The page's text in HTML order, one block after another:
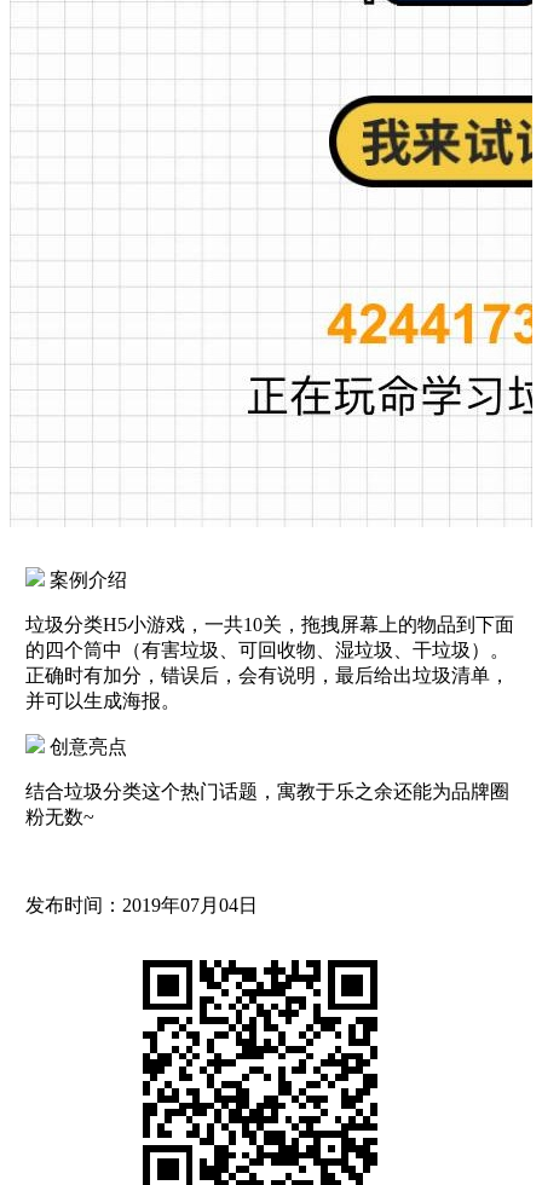
案例介绍
垃圾分类H5小游戏，一共10关，拖拽屏幕上的物品到下面
的四个筒中（有害垃圾、可回收物、湿垃圾、干垃圾）。
正确时有加分，错误后，会有说明，最后给出垃圾清单，
并可以生成海报。
创意亮点
结合垃圾分类这个热门话题，寓教于乐之余还能为品牌圈
粉无数~
发布时间：2019年07月04日